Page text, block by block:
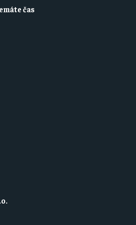
čas